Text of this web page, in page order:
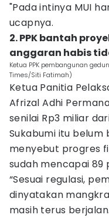
"Pada intinya MUI
ucapnya.
2. PPK bantah
anggaran habis
Ketua PPK pembangunan
Times/Siti Fatimah)
Ketua Panitia
Afrizal Adhi
senilai Rp3 miliar
Sukabumi itu belum
menyebut progres
sudah mencapai 89
“Sesuai regulasi,
dinyatakan
masih terus